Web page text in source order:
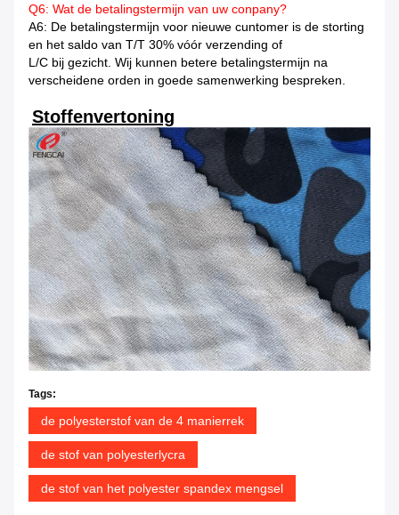
Q6: Wat de betalingstermijn van uw conpany?
A6: De betalingstermijn voor nieuwe cuntomer is de storting
en het saldo van T/T 30% vóór verzending of
L/C bij gezicht. Wij kunnen betere betalingstermijn na
verscheidene orden in goede samenwerking bespreken.
Stoffenvertoning
Tags:
de polyesterstof van de 4 manierrek
de stof van polyesterlycra
de stof van het polyester spandex mengsel